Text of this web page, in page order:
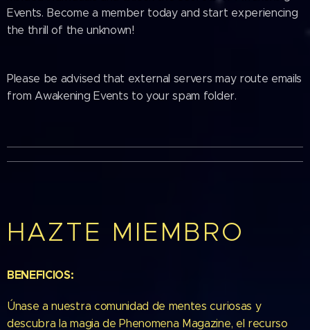
Events. Become a member today and start experiencing
the thrill of the unknown!
Please be advised that external servers may route emails
from Awakening Events to your spam folder.
HAZTE MIEMBRO
BENEFICIOS:
Únase a nuestra comunidad de mentes curiosas y
descubra la magia de Phenomena Magazine, el recurso